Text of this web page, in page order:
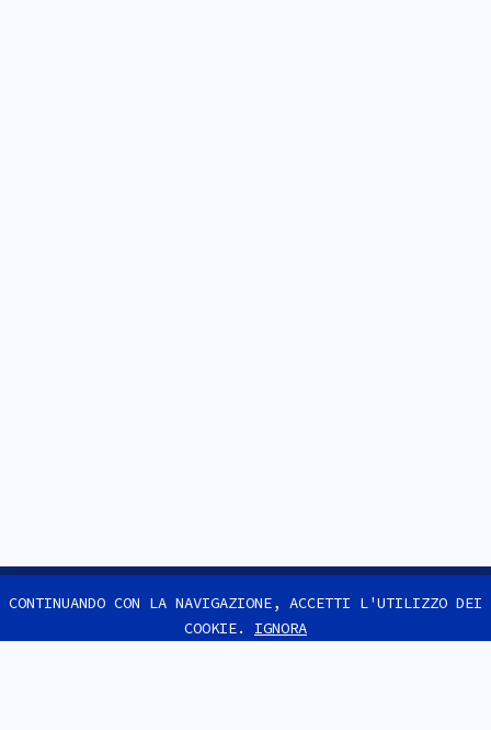
CONTINUANDO CON LA NAVIGAZIONE, ACCETTI L'UTILIZZO DEI
COOKIE. IGNORA